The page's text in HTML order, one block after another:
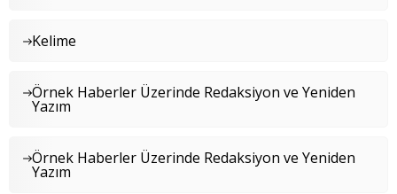
Kelime
Örnek Haberler Üzerinde Redaksiyon ve Yeniden
Yazım
Örnek Haberler Üzerinde Redaksiyon ve Yeniden
Yazım